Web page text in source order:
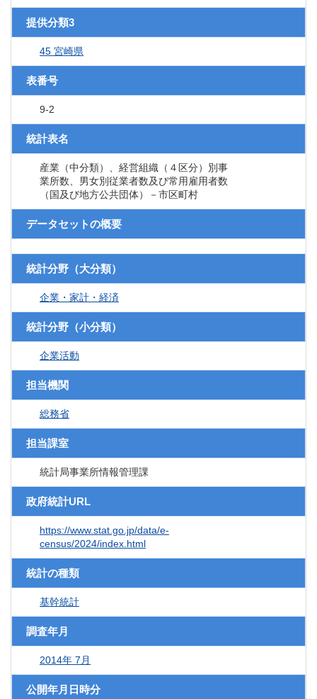
提供分類3
45 宮崎県
表番号
9-2
統計表名
産業（中分類）、経営組織（４区分）別事
業所数、男女別従業者数及び常用雇用者数
（国及び地方公共団体）－市区町村
データセットの概要
統計分野（大分類）
企業・家計・経済
統計分野（小分類）
企業活動
担当機関
総務省
担当課室
統計局事業所情報管理課
政府統計URL
https://www.stat.go.jp/data/e-
census/2024/index.html
統計の種類
基幹統計
調査年月
2014年 7月
公開年月日時分